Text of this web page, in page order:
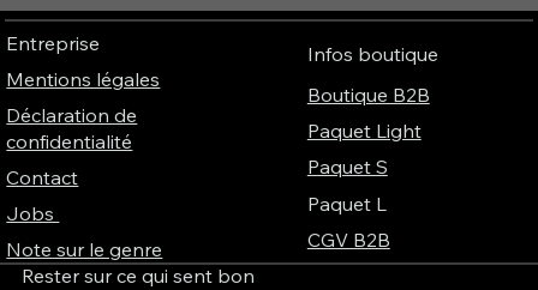
Entreprise
Mentions légales
Déclaration de
confidentialité
Contact
Jobs
Note sur le genre
Infos boutique
Boutique B2B
Paquet Light
Paquet S
Paquet L
CGV B2B
Rester sur ce qui sent bon